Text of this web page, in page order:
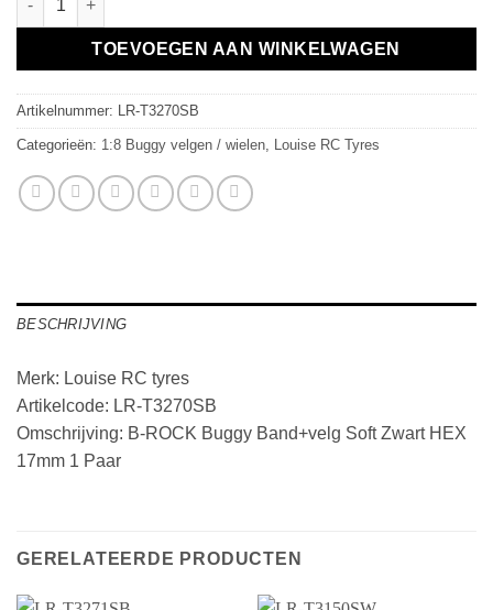
TOEVOEGEN AAN WINKELWAGEN
Artikelnummer: LR-T3270SB
Categorieën: 1:8 Buggy velgen / wielen Louise RC Tyres
BESCHRIJVING
Merk: Louise RC tyres
Artikelcode: LR-T3270SB
Omschrijving: B-ROCK Buggy Band+velg Soft Zwart HEX
17mm 1 Paar
GERELATEERDE PRODUCTEN